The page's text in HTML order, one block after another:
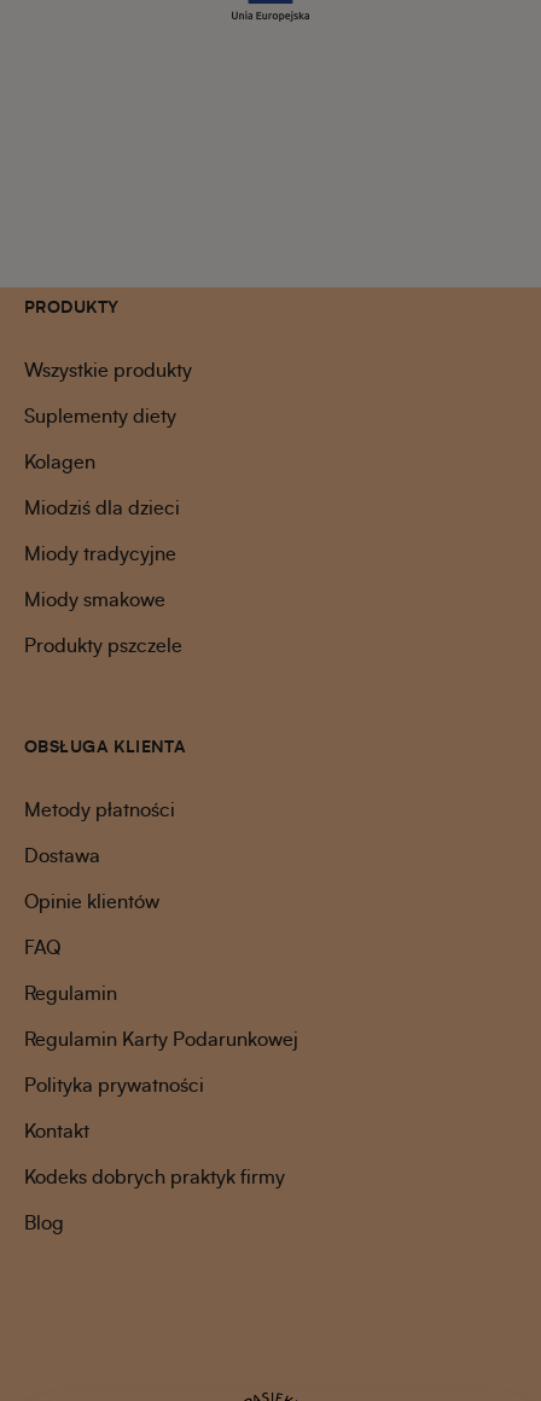
PRODUKTY
Wszystkie produkty
Suplementy diety
Kolagen
Miodziś dla dzieci
Miody tradycyjne
Miody smakowe
Produkty pszczele
OBSŁUGA KLIENTA
Metody płatności
Dostawa
Opinie klientów
FAQ
Regulamin
Regulamin Karty Podarunkowej
Polityka prywatności
Kontakt
Kodeks dobrych praktyk firmy
Blog